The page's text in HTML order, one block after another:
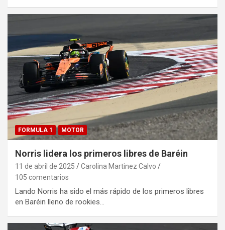
FORMULA 1 MOTOR
Norris lidera los primeros libres de Baréin
11 de abril de 2025
Carolina Martinez Calvo
105 comentarios
Lando Norris ha sido el más rápido de los primeros libres
en Baréin lleno de rookies…